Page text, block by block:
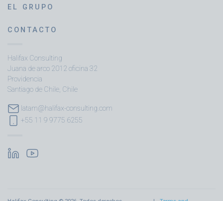
EL GRUPO
CONTACTO
Halifax Consulting
Juana de arco 2012 oficina 32
Providencia
Santiago de Chile, Chile
latam@halifax-consulting.com
+55 11 9 9775 6255